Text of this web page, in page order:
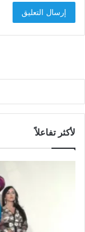
لأكثر تفاعلاً